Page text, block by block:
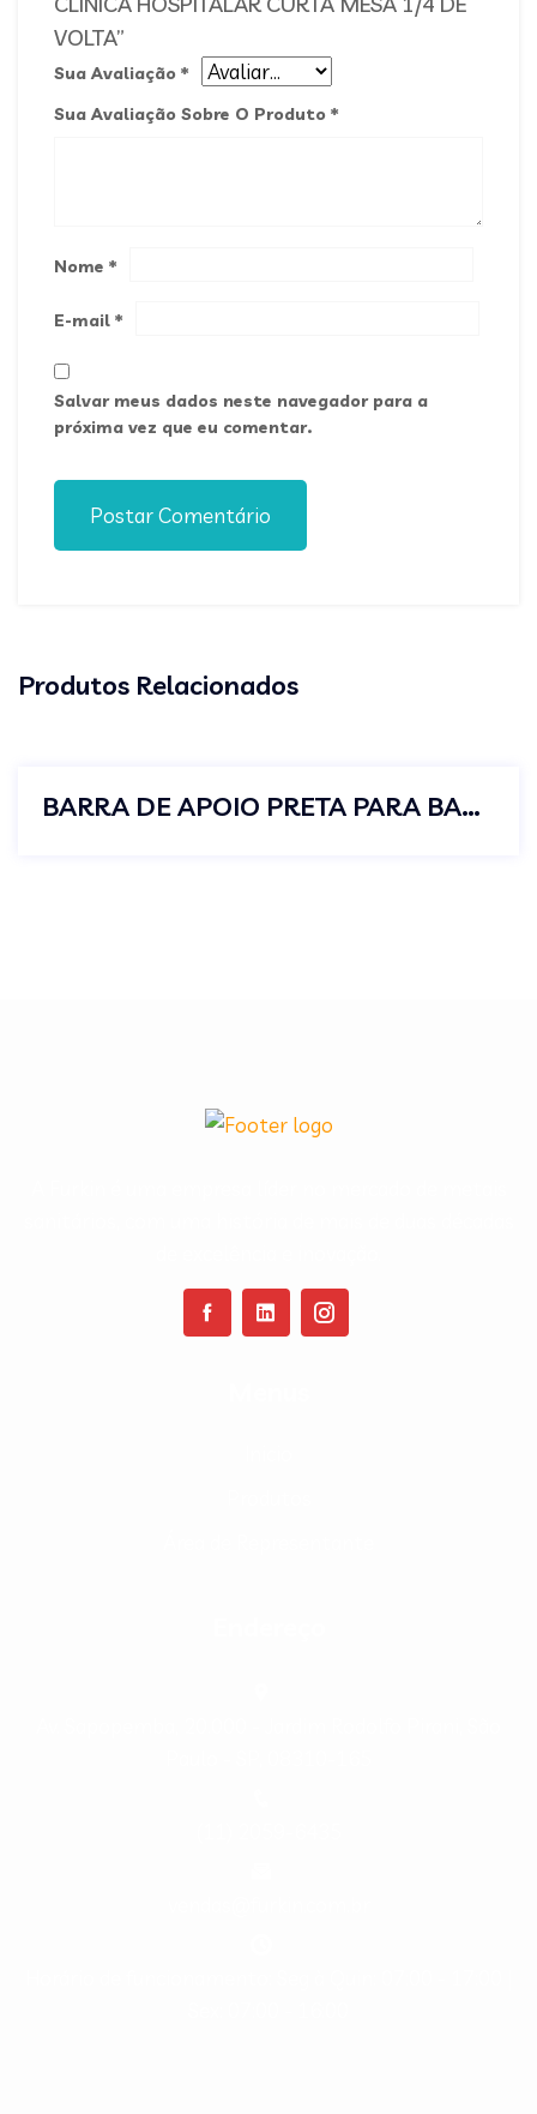
VOLTA”
Sua Avaliação *
Sua Avaliação Sobre O Produto *
Nome *
E-mail *
Salvar meus dados neste navegador para a
próxima vez que eu comentar.
Postar Comentário
Produtos Relacionados
BARRA DE APOIO PRETA PARA BANHEIRO 40CM IDOSO SEGURANÇA